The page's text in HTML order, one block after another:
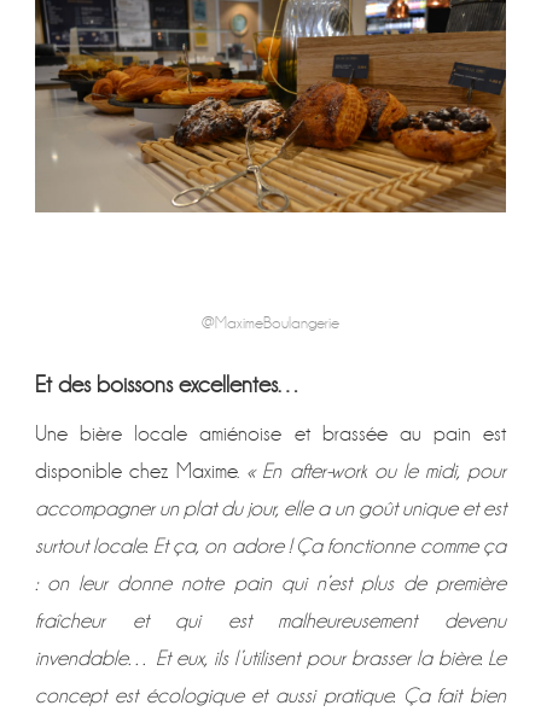
@MaximeBoulangerie
Et des boissons excellentes…
Une bière locale amiénoise et brassée au pain est
disponible chez Maxime. « En after-work ou le midi, pour
accompagner un plat du jour, elle a un goût unique et est
surtout locale. Et ça, on adore ! Ça fonctionne comme ça
: on leur donne notre pain qui n’est plus de première
fraîcheur et qui est malheureusement devenu
invendable… Et eux, ils l’utilisent pour brasser la bière. Le
concept est écologique et aussi pratique. Ça fait bien